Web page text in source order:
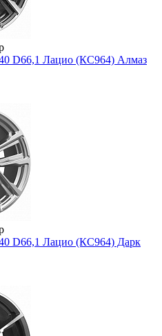
D66,1 Лацио (КС964) Алмаз
D66,1 Лацио (КС964) Дарк